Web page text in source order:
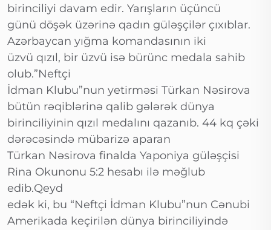
birinciliyi davam edir. Yarışların üçüncü
günü döşək üzərinə qadın güləşçilər çıxıblar.
Azərbaycan yığma komandasının iki
üzvü qızıl, bir üzvü isə bürünc medala sahib
olub.”Neftçi
İdman Klubu”nun yetirməsi Türkan Nəsirova
bütün rəqiblərinə qalib gələrək dünya
birinciliyinin qızıl medalını qazanıb. 44 kq çəki
dərəcəsində mübarizə aparan
Türkan Nəsirova finalda Yaponiya güləşçisi
Rina Okunonu 5:2 hesabı ilə məğlub
edib.Qeyd
edək ki, bu “Neftçi İdman Klubu”nun Cənubi
Amerikada keçirilən dünya birinciliyində